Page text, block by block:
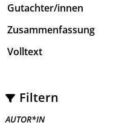
Gutachter/innen
Zusammenfassung
Volltext
Filtern
AUTOR*IN